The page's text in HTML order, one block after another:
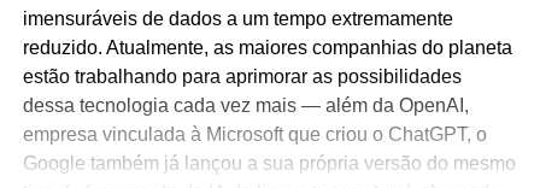
imensuráveis de dados a um tempo extremamente
reduzido. Atualmente, as maiores companhias do planeta
estão trabalhando para aprimorar as possibilidades
dessa tecnologia cada vez mais — além da OpenAI,
empresa vinculada à Microsoft que criou o ChatGPT, o
Google também já lançou a sua própria versão do mesmo